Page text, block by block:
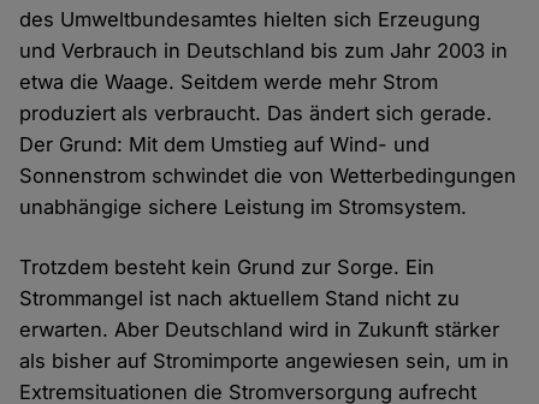
des Umweltbundesamtes hielten sich Erzeugung
und Verbrauch in Deutschland bis zum Jahr 2003 in
etwa die Waage. Seitdem werde mehr Strom
produziert als verbraucht. Das ändert sich gerade.
Der Grund: Mit dem Umstieg auf Wind- und
Sonnenstrom schwindet die von Wetterbedingungen
unabhängige sichere Leistung im Stromsystem.
Trotzdem besteht kein Grund zur Sorge. Ein
Strommangel ist nach aktuellem Stand nicht zu
erwarten. Aber Deutschland wird in Zukunft stärker
als bisher auf Stromimporte angewiesen sein, um in
Extremsituationen die Stromversorgung aufrecht